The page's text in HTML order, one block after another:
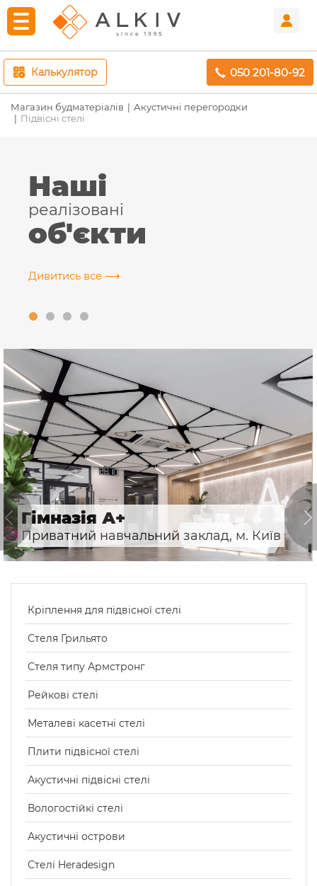
Калькулятор 050 201-80-92
Магазин будматеріалів
Акустичні перегородки
Підвісні стелі
Наші
реалізовані
об'єкти
Дивитись все ⟶
Гімназія А+
Приватний навчальний заклад, м. Київ
Кріплення для підвісної стелі
Стеля Грильято
Стеля типу Армстронг
Рейкові стелі
Металеві касетні стелі
Плити підвісної стелі
Акустичні підвісні стелі
Вологостійкі стелі
Акустичні острови
Стелі Heradesign